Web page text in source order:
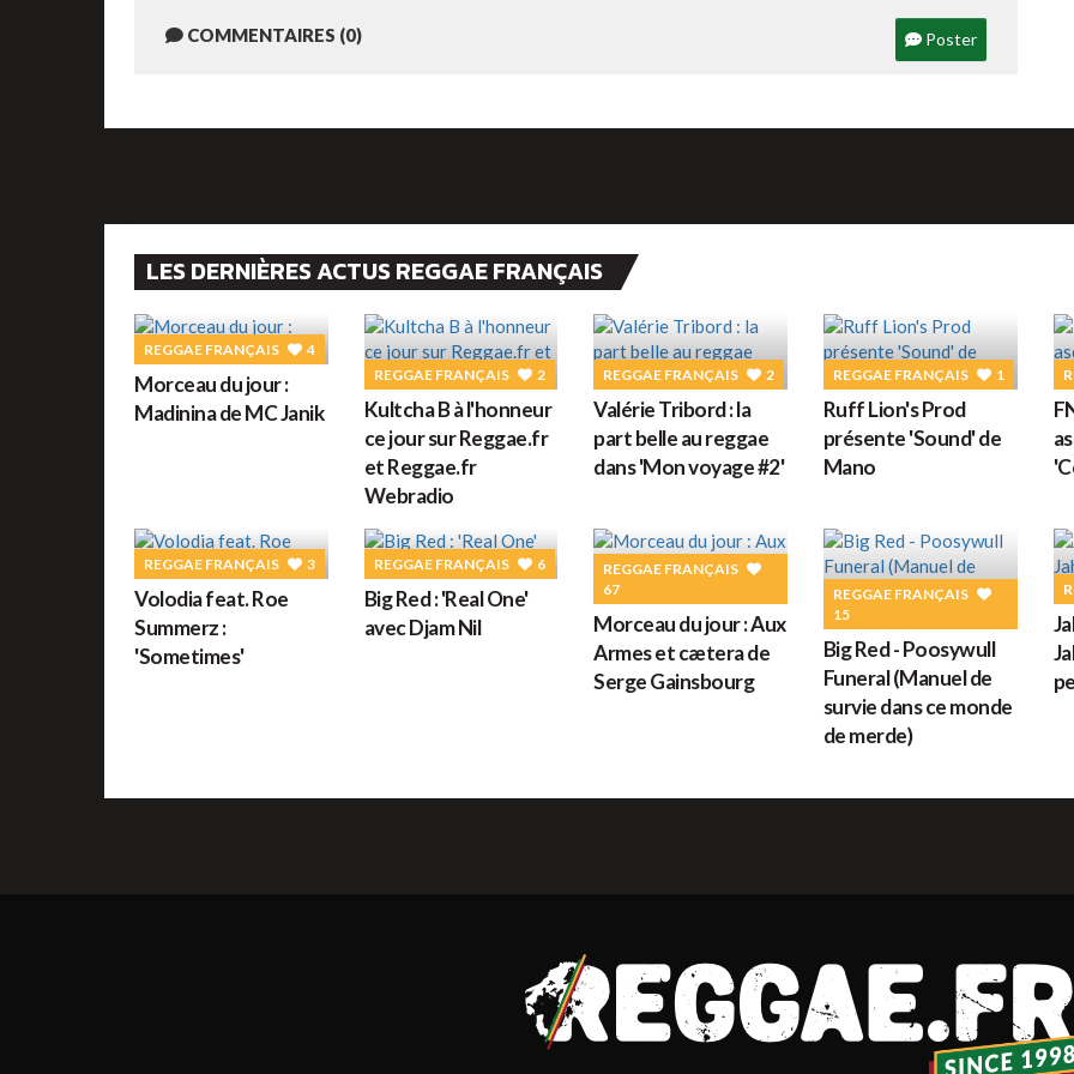
COMMENTAIRES (0) Poster
LES DERNIÈRES ACTUS REGGAE FRANÇAIS
REGGAE FRANÇAIS 4
Morceau du jour :
Madinina de MC Janik
REGGAE FRANÇAIS 2
Kultcha B à l'honneur
ce jour sur Reggae.fr
et Reggae.fr
Webradio
REGGAE FRANÇAIS 2
Valérie Tribord : la
part belle au reggae
dans 'Mon voyage #2'
REGGAE FRANÇAIS 1
Ruff Lion's Prod
présente 'Sound' de
Mano
REGGAE FRANÇAIS 3
Volodia feat. Roe
Summerz :
'Sometimes'
REGGAE FRANÇAIS 6
Big Red : 'Real One'
avec Djam Nil
REGGAE FRANÇAIS
67
Morceau du jour : Aux
Armes et cætera de
Serge Gainsbourg
REGGAE FRANÇAIS
15
Big Red - Poosywull
Funeral (Manuel de
survie dans ce monde
de merde)